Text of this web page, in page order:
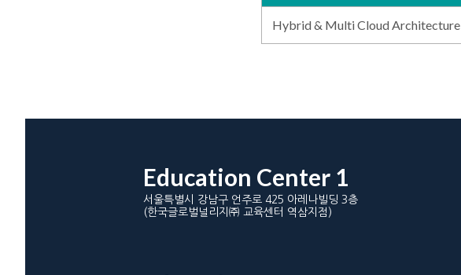
Hybrid & Multi Cloud Architecture
Education Center 1
서울특별시 강남구 언주로 425 아레나빌딩 3층
(한국글로벌널리지㈜ 교육센터 역삼지점)